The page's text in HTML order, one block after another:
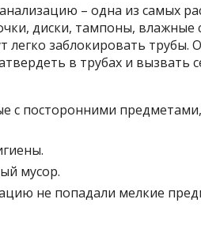
– одна из самых
диски, тампоны, влажные
легко заблокировать трубы.
в трубах и вызвать
с посторонними
мусор.
не попадали мелкие